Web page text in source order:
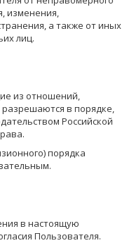
изменения,
а также от иных
лиц.
из отношений,
в порядке,
Российской
порядка
в настоящую
Пользователя.